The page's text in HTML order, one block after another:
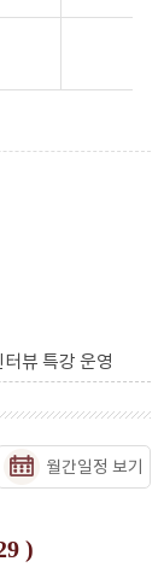
뷰 특강 운영
월간일정 보기
)